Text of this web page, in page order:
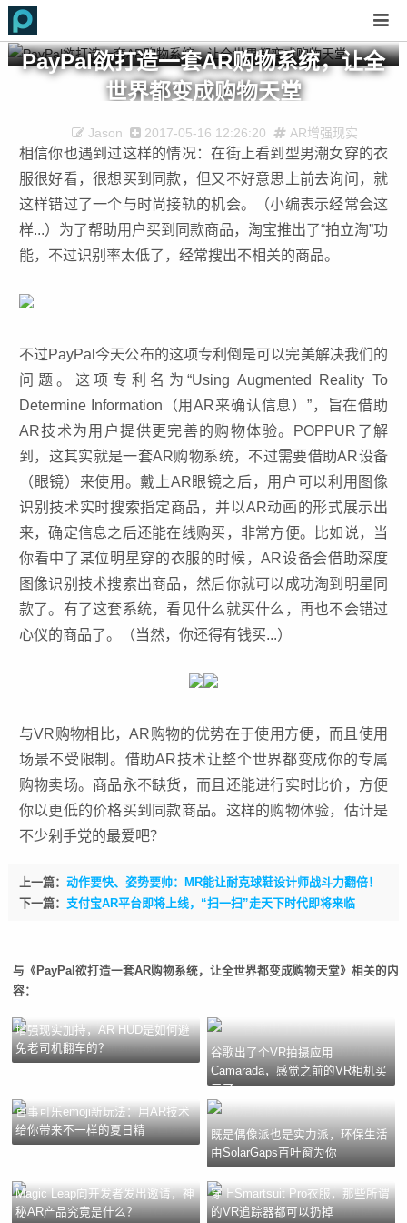
PayPal欲打造一套AR购物系统，让全
世界都变成购物天堂
Jason 2017-05-16 12:26:20 AR增强现实
相信你也遇到过这样的情况：在街上看到型男潮女穿的衣
服很好看，很想买到同款，但又不好意思上前去询问，就
这样错过了一个与时尚接轨的机会。（小编表示经常会这
样...）为了帮助用户买到同款商品，淘宝推出了“拍立淘”功
能，不过识别率太低了，经常搜出不相关的商品。
不过PayPal今天公布的这项专利倒是可以完美解决我们的
问题。这项专利名为“Using Augmented Reality To
Determine Information（用AR来确认信息）”，旨在借助
AR技术为用户提供更完善的购物体验。POPPUR了解
到，这其实就是一套AR购物系统，不过需要借助AR设备
（眼镜）来使用。戴上AR眼镜之后，用户可以利用图像
识别技术实时搜索指定商品，并以AR动画的形式展示出
来，确定信息之后还能在线购买，非常方便。比如说，当
你看中了某位明星穿的衣服的时候，AR设备会借助深度
图像识别技术搜索出商品，然后你就可以成功淘到明星同
款了。有了这套系统，看见什么就买什么，再也不会错过
心仪的商品了。（当然，你还得有钱买...）
与VR购物相比， AR购物的优势在于使用方便，而且使用
场景不受限制。借助AR技术让整个世界都变成你的专属
购物卖场。商品永不缺货，而且还能进行实时比价，方便
你以更低的价格买到同款商品。这样的购物体验，估计是
不少剁手党的最爱吧？
上一篇： 动作要快、姿势要帅：MR能让耐克球鞋设计师战斗力翻倍！
下一篇： 支付宝AR平台即将上线，“扫一扫”走天下时代即将来临
与《PayPal欲打造一套AR购物系统，让全世界都变成购物天堂》相关的内
容：
增强现实加持，AR HUD是如何避
免老司机翻车的？
谷歌出了个VR拍摄应用
Camarada，感觉之前的VR相机买
亏了
百事可乐emoji新玩法：用AR技术
给你带来不一样的夏日精
既是偶像派也是实力派，环保生活
由SolarGaps百叶窗为你
Magic Leap向开发者发出邀请，神
秘AR产品究竟是什么？
穿上Smartsuit Pro衣服，那些所谓
的VR追踪器都可以扔掉